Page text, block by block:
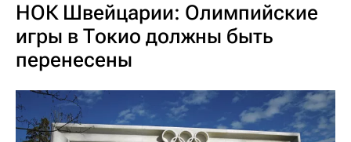
НОК Швейцарии: Олимпийские
игры в Токио должны быть
перенесены